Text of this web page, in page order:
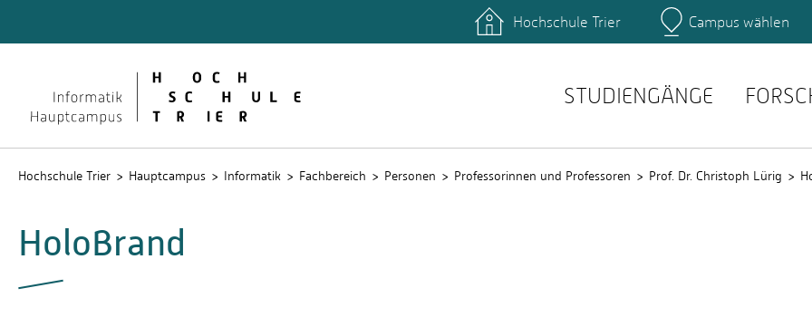
Studierende der Informatik Prüfungsordnungen
Hochschule Trier Campus wählen
STUDIENGÄNGE
Hochschule Trier Hauptcampus Informatik Fachbereich Personen Professorinnen und Professoren Prof. Dr. Christoph Lürig
HoloBrand